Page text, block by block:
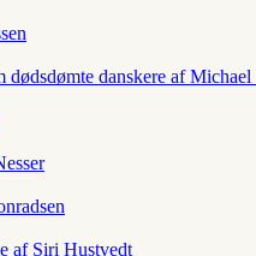
danskere af Michael
af Siri Hustvedt